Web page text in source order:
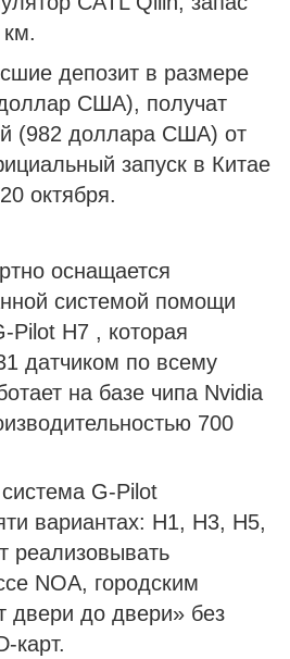
депозит в размере
США), получат
(982 доллара США) от
запуск в Китае
октября.
оснащается
системой помощи
Pilot H7 , которая
датчиком по всему
на базе чипа Nvidia
700
G-Pilot
вариантах: H1, H3, H5,
реализовывать
NOA, городским
двери до двери» без
карт.